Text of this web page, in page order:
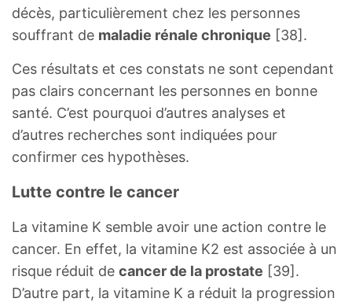
décès, particulièrement chez les personnes
souffrant de maladie rénale chronique [38].
Ces résultats et ces constats ne sont cependant
pas clairs concernant les personnes en bonne
santé. C’est pourquoi d’autres analyses et
d’autres recherches sont indiquées pour
confirmer ces hypothèses.
Lutte contre le cancer
La vitamine K semble avoir une action contre le
cancer. En effet, la vitamine K2 est associée à un
risque réduit de cancer de la prostate [39].
D’autre part, la vitamine K a réduit la progression